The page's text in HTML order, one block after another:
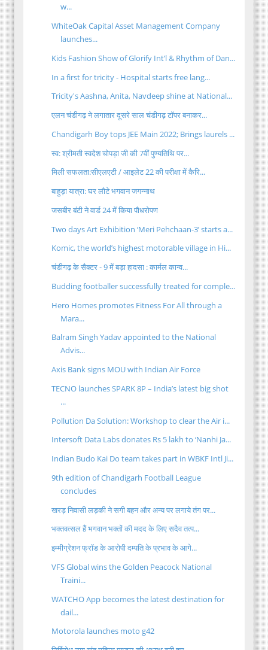
w...
WhiteOak Capital Asset Management Company
launches...
Kids Fashion Show of Glorify Int’l & Rhythm of Dan...
In a first for tricity - Hospital starts free lang...
Tricity's Aashna, Anita, Navdeep shine at National...
एलन चंडीगढ़ ने लगातार दूसरे साल चंडीगढ़ टॉपर बनाकर...
Chandigarh Boy tops JEE Main 2022; Brings laurels ...
स्व: श्रीमती स्वदेश चोपड़ा जी की 7वीं पुण्यतिथि पर...
मिली सफलता:सीएलएटी / आइलेट 22 की परीक्षा में कैरि...
बाहुड़ा यात्रा: घर लौटे भगवान जगन्नाथ
जसबीर बंटी ने वार्ड 24 में किया पौधरोपण
Two days Art Exhibition ‘Meri Pehchaan-3’ starts a...
Komic, the world’s highest motorable village in Hi...
चंडीगढ़ के सैक्टर - 9 में बड़ा हादसा : कार्मल कान्व...
Budding footballer successfully treated for comple...
Hero Homes promotes Fitness For All through a
Mara...
Balram Singh Yadav appointed to the National
Advis...
Axis Bank signs MOU with Indian Air Force
TECNO launches SPARK 8P – India’s latest big shot
...
Pollution Da Solution: Workshop to clear the Air i...
Intersoft Data Labs donates Rs 5 lakh to ‘Nanhi Ja...
Indian Budo Kai Do team takes part in WBKF Intl Ji...
9th edition of Chandigarh Football League
concludes
खरड़ निवासी लड़की ने सगी बहन और अन्य पर लगाये तंग पर...
भक्तवत्सल हैं भगवान भक्तों की मदद के लिए सदैव तत्प...
इम्मीग्रेशन फ्रॉड के आरोपी दम्पति के प्रभाव के आगे...
VFS Global wins the Golden Peacock National
Traini...
WATCHO App becomes the latest destination for
dail...
Motorola launches moto g42